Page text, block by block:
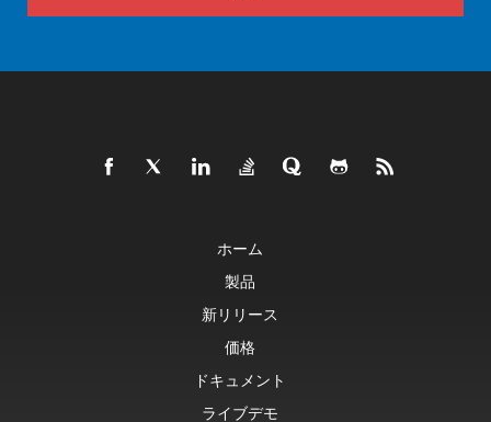
ホーム
製品
新リリース
価格
ドキュメント
ライブデモ